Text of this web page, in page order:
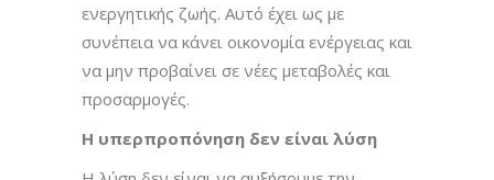
ενεργητικής ζωής. Αυτό έχει ως με
συνέπεια να κάνει οικονομία ενέργειας και
να μην προβαίνει σε νέες μεταβολές και
προσαρμογές.
Η υπερπροπόνηση δεν είναι λύση